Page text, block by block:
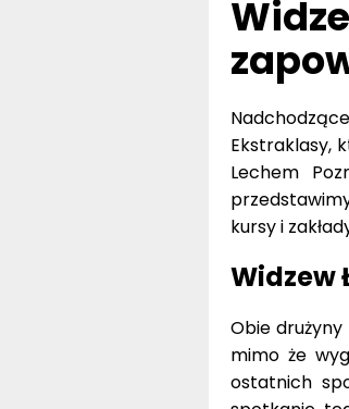
Ekstraklasy,
Lechem
kursy i
Widzew
Obie
mimo że
ostatnich